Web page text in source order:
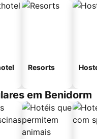
Resorts
em Benidorm